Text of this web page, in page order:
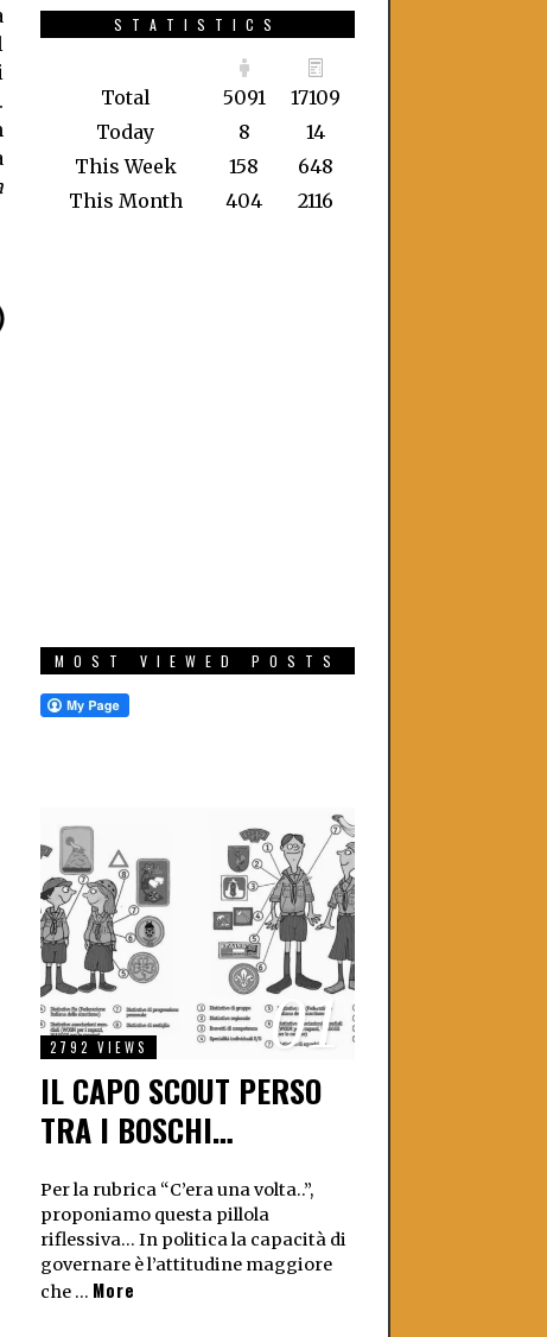
.
STATISTICS
Total 5091
17109
Today
8
14
This Week
158
648
This Month
404 2116
MOST VIEWED POSTS
01
2792 VIEWS
IL CAPO SCOUT PERSO
TRA I BOSCHI…
Per la rubrica “C’era una volta..”,
proponiamo questa pillola
riflessiva… In politica la capacità di
governare è l’attitudine maggiore
che … More